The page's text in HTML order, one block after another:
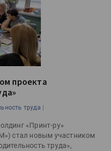
проекта
труда |
«Принт-ру»
стал новым участником
труда»,